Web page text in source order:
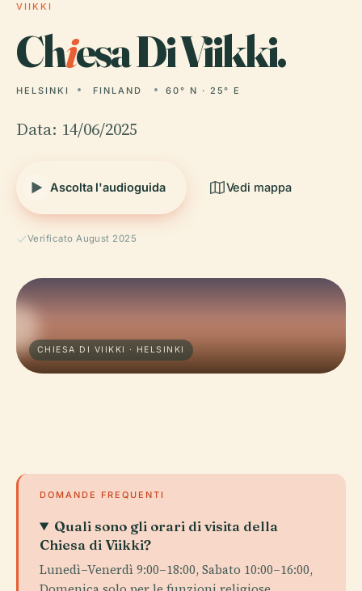
VIIKKI
Chiesa Di Viikki.
HELSINKI FINLAND 60° N · 25° E
Data: 14/06/2025
Ascolta l'audioguida Vedi mappa
Verificato August 2025
CHIESA DI VIIKKI · HELSINKI
DOMANDE FREQUENTI
Quali sono gli orari di visita della
Chiesa di Viikki?
Lunedì–Venerdì 9:00–18:00, Sabato 10:00–16:00,